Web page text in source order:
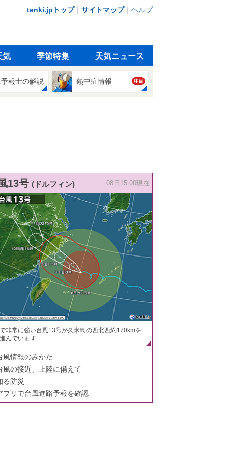
tenki.jpトップ｜ サイトマップ｜ ヘルプ
気 季節特集 天気ニュース
報士の解説 熱中症情報 注目
13号 (ドルフィン) 08日15:00現在
非常に強い台風13号が久米島の西北西約170kmを
んでいます
風情報のみかた
風の接近、上陸に備えて
る防災
プリで台風進路予報を確認